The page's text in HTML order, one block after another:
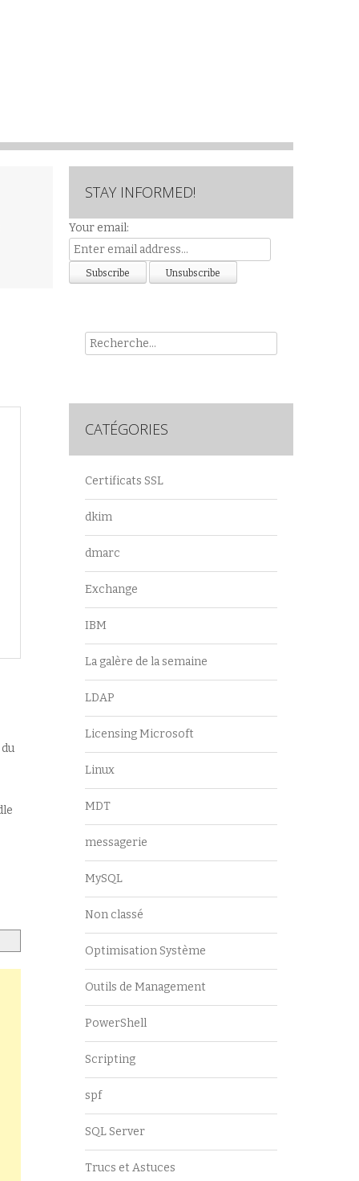
STAY INFORMED!
Your email:
Rech
CATÉGORIES
Certificats SSL
dkim
dmarc
Exchange
IBM
La galère de la semaine
LDAP
Licensing Microsoft
Linux
MDT
messagerie
MySQL
Non classé
Optimisation Système
Outils de Management
PowerShell
Scripting
spf
SQL Server
Trucs et Astuces